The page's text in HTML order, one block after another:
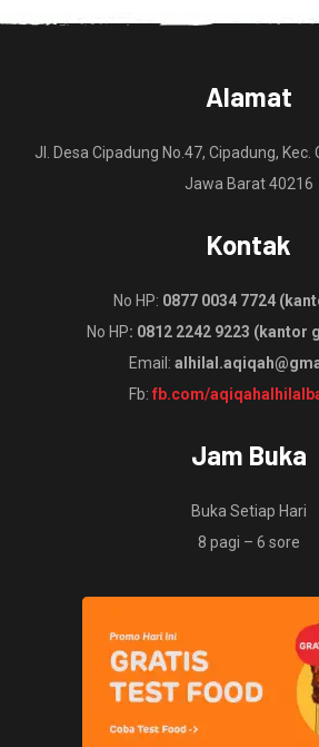
Alamat
Jl. Desa Cipadung No.47, Cipadung, Kec.
Jawa Barat 40216
Kontak
No HP: 0877 0034 7724
No HP: 0812 2242 9223 (kantor
Email:
Fb: fb.com/
Jam Buka
Buka Setiap Hari
8 pagi – 6 sore